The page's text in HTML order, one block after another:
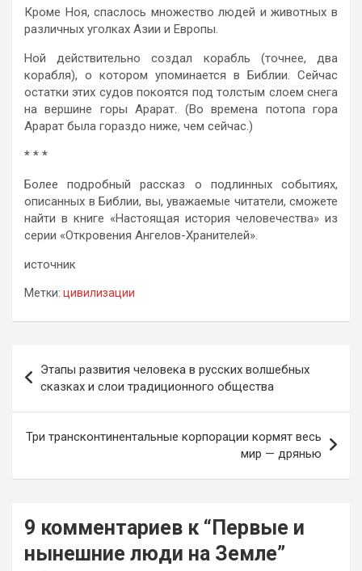
Кроме Ноя, спаслось множество людей и животных в
различных уголках Азии и Европы.
Ной действительно создал корабль (точнее, два
корабля), о котором упоминается в Библии. Сейчас
остатки этих судов покоятся под толстым слоем снега
на вершине горы Арарат. (Во времена потопа гора
Арарат была гораздо ниже, чем сейчас.)
* * *
Более подробный рассказ о подлинных событиях,
описанных в Библии, вы, уважаемые читатели, сможете
найти в книге «Настоящая история человечества» из
серии «Откровения Ангелов-Хранителей».
источник
Метки: цивилизации
по
записям
Этапы развития человека в русских волшебных
сказках и слои традиционного общества
Три трансконтинентальные корпорации кормят весь
мир — дрянью
9 комментариев к “ Первые и
нынешние люди на Земле”